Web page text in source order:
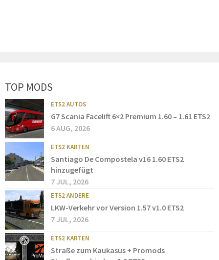
TOP MODS
ETS2 AUTOS
G7 Scania Facelift 6×2 Premium 1.60 – 1.61 ETS2
6 AUG, 2026
ETS2 KARTEN
Santiago De Compostela v16 1.60 ETS2
hinzugefügt
7 JUL, 2026
ETS2 ANDERE
LKW-Verkehr vor Version 1.57 v1.0 ETS2
7 JUL, 2026
ETS2 KARTEN
Straße zum Kaukasus + Promods